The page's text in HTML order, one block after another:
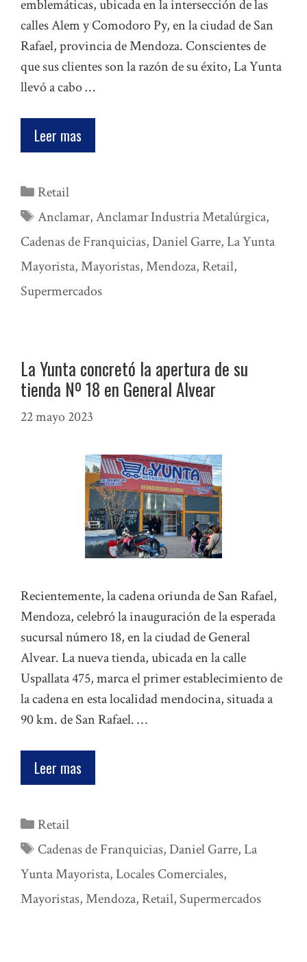
emblemáticas, ubicada en la intersección de las
calles Alem y Comodoro Py, en la ciudad de San
Rafael, provincia de Mendoza. Conscientes de
que sus clientes son la razón de su éxito, La Yunta
llevó a cabo …
Leer mas
Categorías
Retail
Etiquetas
Anclamar,Anclamar Industria Metalúrgica,
Cadenas de Franquicias,Daniel Garre,La Yunta
Mayorista,Mayoristas,Mendoza, Retail,
Supermercados
La Yunta concretó la apertura de su
tienda Nº 18 en General Alvear
22 mayo 2023
Recientemente, la cadena oriunda de San Rafael,
Mendoza, celebró la inauguración de la esperada
sucursal número 18, en la ciudad de General
Alvear. La nueva tienda, ubicada en la calle
Uspallata 475, marca el primer establecimiento de
la cadena en esta localidad mendocina, situada a
90 km. de San Rafael. …
Leer mas
Categorías
Retail
Etiquetas
Cadenas de Franquicias,Daniel Garre,La
Yunta Mayorista,Locales Comerciales,
Mayoristas,Mendoza, Retail, Supermercados